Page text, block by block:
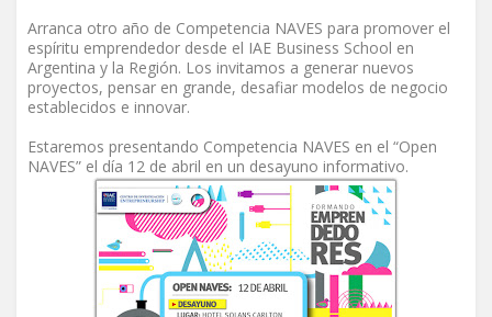
Arranca otro año de Competencia NAVES para promover el
espíritu emprendedor desde el IAE Business School en
Argentina y la Región. Los invitamos a generar nuevos
proyectos, pensar en grande, desafiar modelos de negocio
establecidos e innovar.
Estaremos presentando Competencia NAVES en el “Open
NAVES” el día 12 de abril en un desayuno informativo.